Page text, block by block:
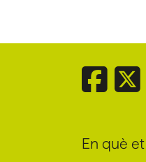
En què